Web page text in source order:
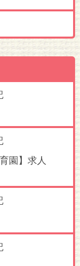
園】求人